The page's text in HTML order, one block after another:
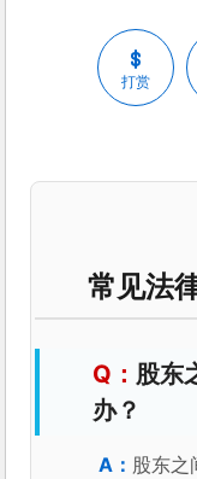
打赏
常见法
股东
办？
股东之